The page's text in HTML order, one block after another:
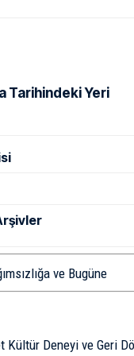
Tarihindeki Yeri
ve Bugüne
Kültür Deneyi ve Geri